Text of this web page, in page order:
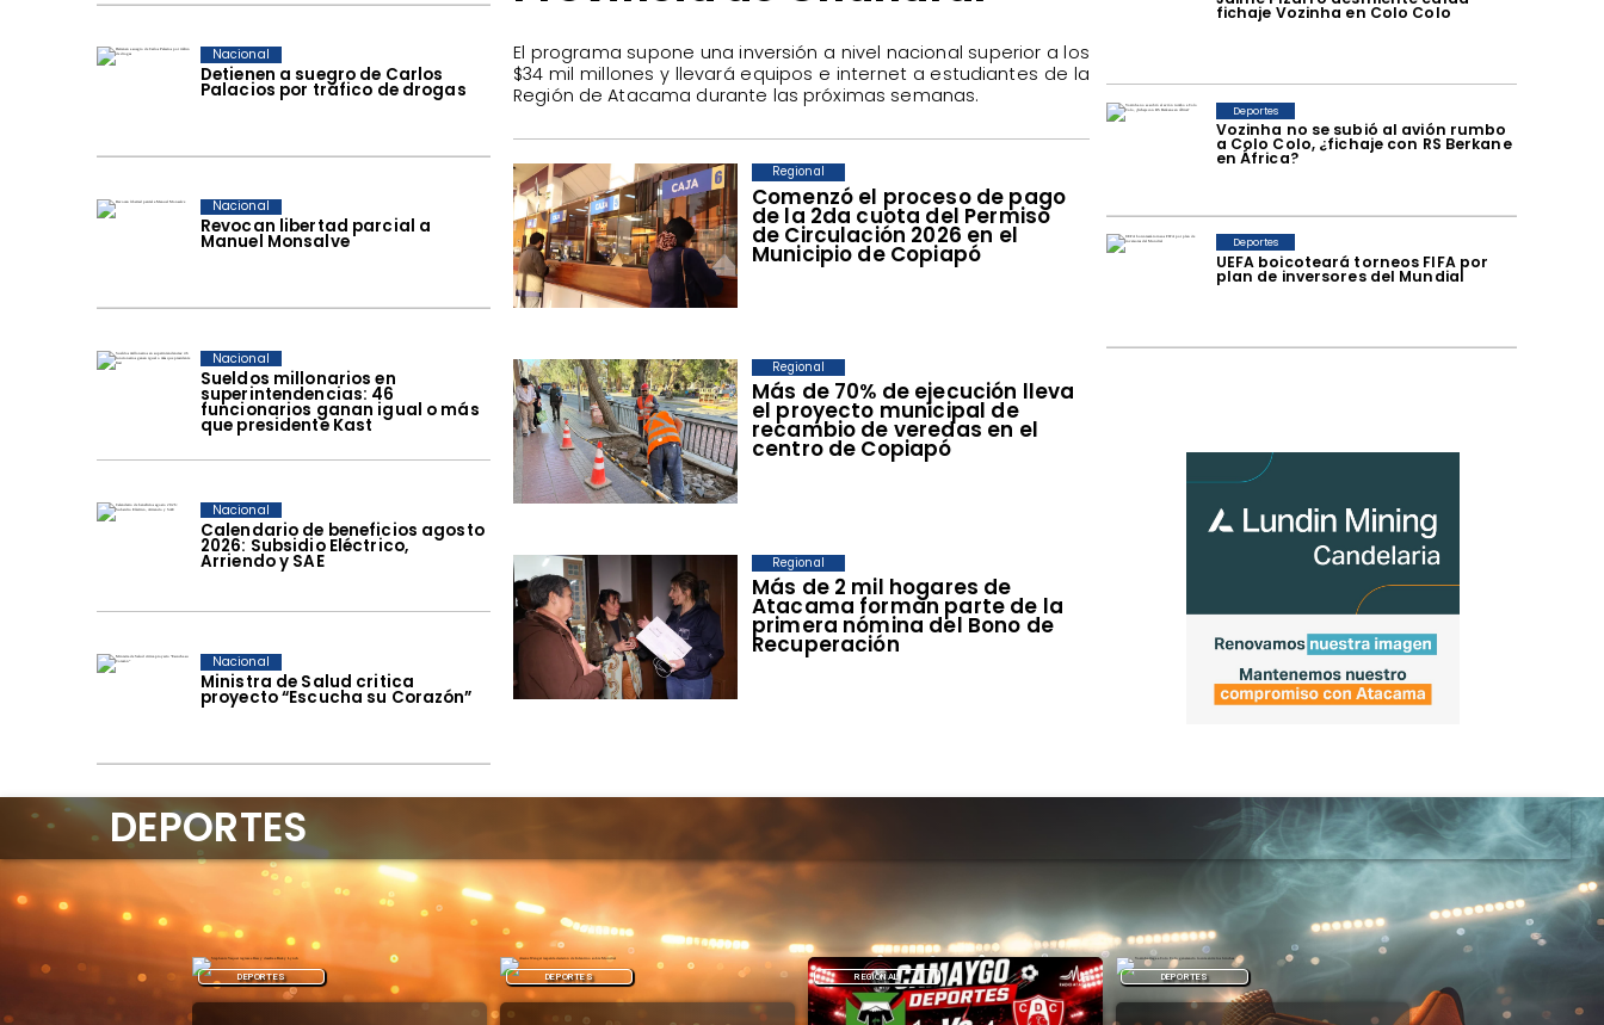
fichaje Vozinha en Colo Colo
Vozinha no se subió al avión rumbo
a Colo Colo, ¿fichaje con RS Berkane
en África?
Deportes
UEFA boicoteará torneos FIFA por
plan de inversores del Mundial
Deportes
Detienen a suegro de Carlos
Palacios por tráfico de drogas
Nacional
Revocan libertad parcial a
Manuel Monsalve
Nacional
Sueldos millonarios en
superintendencias: 46
funcionarios ganan igual o más
que presidente Kast
Nacional
Calendario de beneficios agosto
2026: Subsidio Eléctrico,
Arriendo y SAE
Nacional
Ministra de Salud critica
proyecto “Escucha su Corazón”
Nacional
​Comenzó el proceso de pago
de la 2da cuota del Permiso
de Circulación 2026 en el
Municipio de Copiapó
Regional
​Más de 70% de ejecución lleva
el proyecto municipal de
recambio de veredas en el
centro de Copiapó
Regional
​Más de 2 mil hogares de
Atacama forman parte de la
primera nómina del Bono de
Recuperación
Regional
​El programa supone una inversión a nivel nacional superior a los
$34 mil millones y llevará equipos e internet a estudiantes de la
Región de Atacama durante las próximas semanas.
DEPORTES REGIONAL DEPORTES DEPORTES
DEPORTES